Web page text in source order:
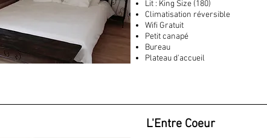
Lit : King Size (180)
Climatisation réversible
Wifi Gratuit
Petit canapé
Bureau
Plateau d'accueil
L'Entre Coeur